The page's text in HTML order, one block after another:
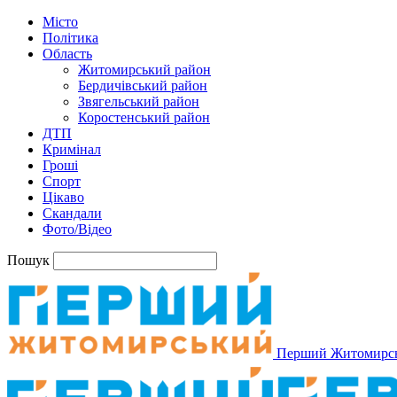
Місто
Політика
Область
Житомирський район
Бердичівський район
Звягельський район
Коростенський район
ДТП
Кримінал
Гроші
Спорт
Цікаво
Скандали
Фото/Відео
Пошук
Перший